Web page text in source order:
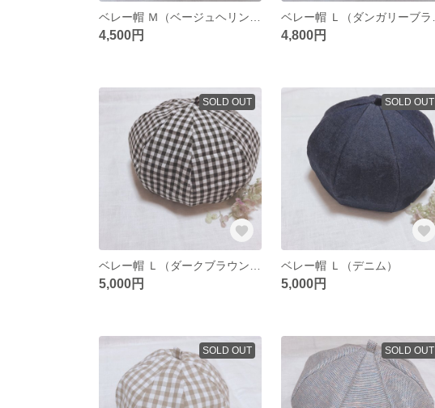
4,500円 4,800円
SOLD OUT
5,000円
SOLD OUT
ベレー帽 Ｌ（デニム）
5,000円
SOLD OUT SOLD OUT